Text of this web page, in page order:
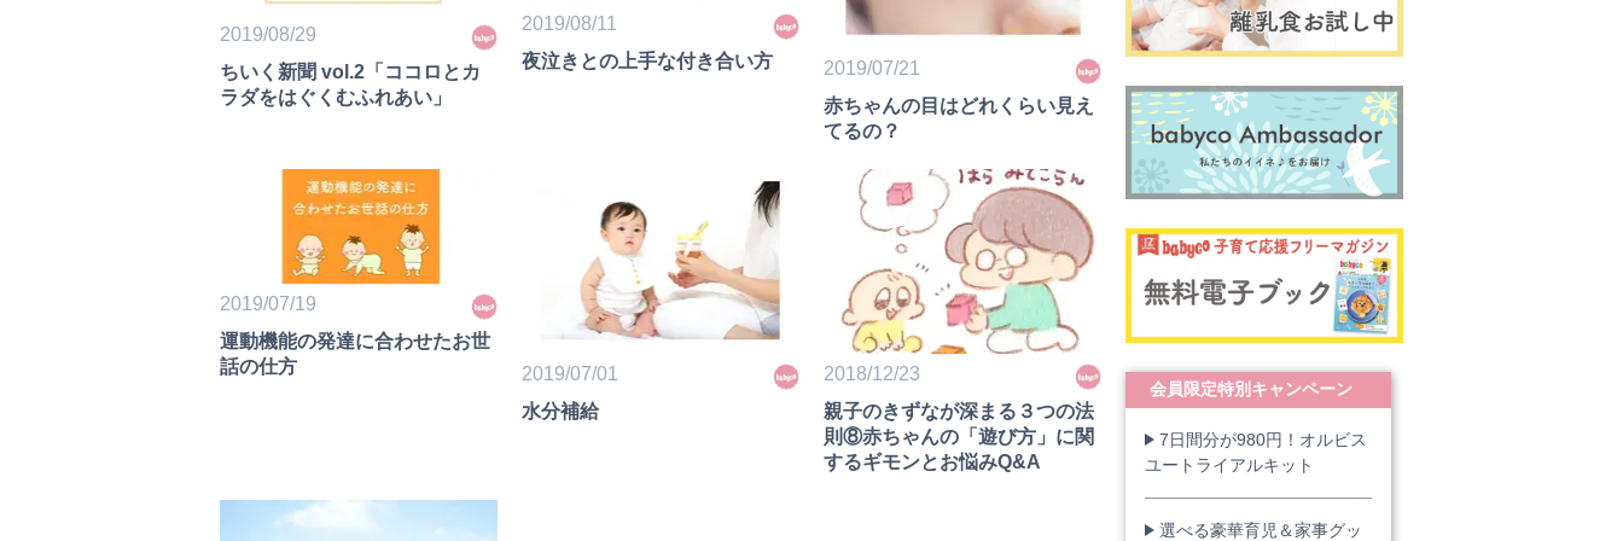
2019/08/29
ちいく新聞 vol.2「ココロとカ
ラダをはぐくむふれあい」
2019/08/11
夜泣きとの上手な付き合い方
2019/07/21
赤ちゃんの目はどれくらい見え
てるの？
2019/07/19
運動機能の発達に合わせたお世
話の仕方
2019/07/01
水分補給
2018/12/23
親子のきずなが深まる３つの法
則⑧赤ちゃんの「遊び方」に関
するギモンとお悩みQ&A
会員限定特別キャンペーン
7日間分が980円！オルビス
ユートライアルキット
選べる豪華育児＆家事グッ